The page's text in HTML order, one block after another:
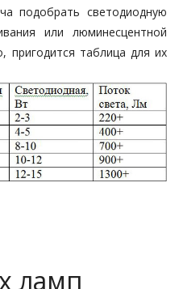
подобрать светодиодную
или люминесцентной
пригодится таблица для их
ламп